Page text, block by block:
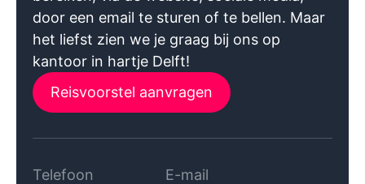
door een email te sturen of te bellen. Maar
het liefst zien we je graag bij ons op
kantoor in hartje Delft!
Reisvoorstel aanvragen
Telefoon
E-mail